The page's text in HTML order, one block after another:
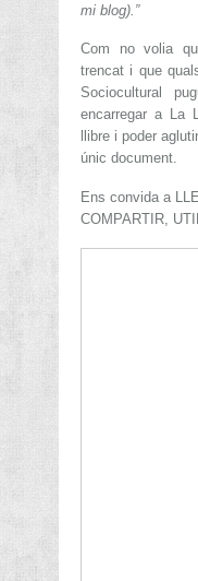
mi blog).”
Com no volia
trencat i que
Sociocultural
encarregar a La
llibre i poder
únic document.
Ens convida a
COMPARTIR,